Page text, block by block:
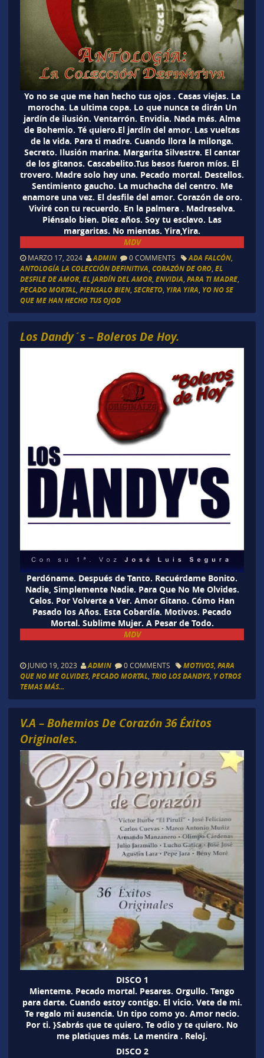
Yo no se que me han hecho tus ojos . Casas viejas. La
morocha. La ultima copa. Lo que nunca te dirán Un
jardín de ilusión. Ventarrón. Envidia. Nada más. Alma
de Bohemio. Té quiero.El jardín del amor. Las vueltas
de la vida. Para ti madre. Cuando llora la milonga.
Secreto. Ilusión marina. Margarita Silvestre. El cantar
de los gitanos. Cascabelito.Tus besos fueron míos. El
trovero. Madre solo hay una. Pecado mortal. Destellos.
Sentimiento gaucho. La muchacha del centro. Me
enamore una vez. El desfile del amor. Corazón de oro.
Viviré con tu recuerdo. En la palmera . Madreselva.
Piénsalo bien. Diez años. Soy tu esclavo. Las
margaritas. No mientas. Yira,Yira.
MDV
MARZO 17, 2024 ADMIN 0 COMMENTS ADA FALCÓN,
ANTOLOGÍA LA COLECCIÓN DEFINITIVA CORAZÓN DE ORO, EL
DESFILE DE AMOR, EL JARDÍN DEL AMOR, ENVIDIA PARA TI MADRE,
PECADO MORTAL, PIENSALO BIEN, SECRETO, YIRA YIRA YO NO SE
QUE ME HAN HECHO TUS OJOD
Los Dandy´s – Boleros De Hoy.
Perdóname. Después de Tanto. Recuérdame Bonito.
Nadie, Simplemente Nadie. Para Que No Me Olvides.
Celos. Por Volverte a Ver. Amor Gitano. Cómo Han
Pasado los Años. Esta Cobardía. Motivos. Pecado
Mortal. Sublime Mujer. A Pesar de Todo.
MDV
JUNIO 19, 2023 ADMIN 0 COMMENTS MOTIVOS, PARA
QUE NO ME OLVIDES, PECADO MORTAL, TRIO LOS DANDYS, Y OTROS
TEMAS MÁS...
V.A – Bohemios De Corazón 36 Éxitos
Originales.
DISCO 1
Mienteme. Pecado mortal. Pesares. Orgullo. Tengo
para darte. Cuando estoy contigo. El vicio. Vete de mi.
Te regalo mi ausencia. Un tipo como yo. Amor necio.
Por ti. }Sabrás que te quiero. Te odio y te quiero. No
me platiques más. La mentira . Reloj.
DISCO 2